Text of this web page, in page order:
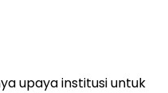
upaya institusi untuk